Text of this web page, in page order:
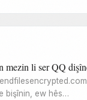
mezin li ser QQ
bişînin, ew hês…